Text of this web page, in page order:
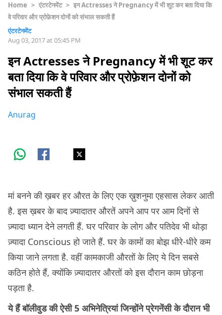
Home > एंटरटेनमेंट > इन Actresses ने Pregnancy में भी शूट कर बता दिया कि
वे परिवार और प्रोफ़ेशन दोनों को संभाल सकती हैं
एंटरटेनमेंट
Aug 03, 2017 at 05:45 PM
इन Actresses ने Pregnancy में भी शूट कर
बता दिया कि वे परिवार और प्रोफ़ेशन दोनों को
संभाल सकती हैं
Anurag
मां बनने की ख़बर हर औरत के लिए एक ख़ुशनुमा एहसास लेकर आती
है. इस ख़बर के बाद ज़्यादातर औरतें अपने आप पर आम दिनों से
ज़्यादा ध्यान देने लगती हैं. घर परिवार के लोग और पतिदेव भी थोड़ा
ज़्यादा Conscious हो जाते हैं. घर के कामों का बोझ धीरे-धीरे कम
किया जाने लगता है. वहीं कामकाजी औरतों के लिए ये दिन सबसे
कठिन होते हैं, क्योंकि ज़्यादातर औरतों को इस दौरान काम छोड़ना
पड़ता है.
ये हैं बॉलीवुड की ऐसी 5 अभिनेत्रियां जिन्होंने प्रेगनेंसी के दौरान भी